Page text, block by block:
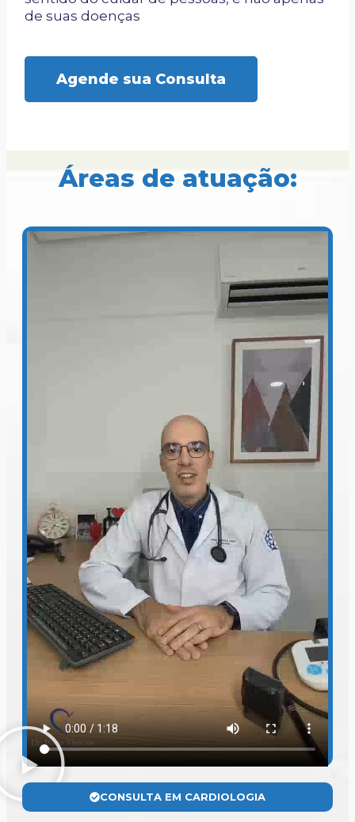
de suas doenças
Agende sua Consulta
Áreas de atuação:
CONSULTA EM CARDIOLOGIA